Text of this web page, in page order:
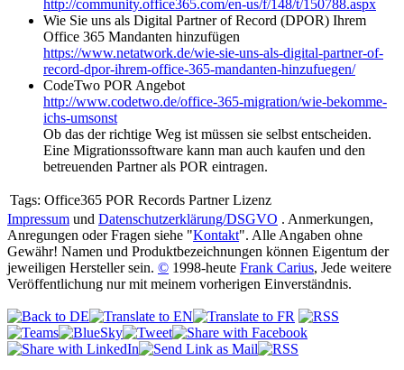
http://community.office365.com/en-us/f/148/t/150788.aspx
Wie Sie uns als Digital Partner of Record (DPOR) Ihrem
Office 365 Mandanten hinzufügen
https://www.netatwork.de/wie-sie-uns-als-digital-partner-of-
record-dpor-ihrem-office-365-mandanten-hinzufuegen/
CodeTwo POR Angebot
http://www.codetwo.de/office-365-migration/wie-bekomme-
ichs-umsonst
Ob das der richtige Weg ist müssen sie selbst entscheiden.
Eine Migrationssoftware kann man auch kaufen und den
betreuenden Partner als POR eintragen.
Tags: Office365 POR Records Partner Lizenz
Impressum und Datenschutzerklärung/DSGVO . Anmerkungen,
Anregungen oder Fragen siehe "Kontakt". Alle Angaben ohne
Gewähr! Namen und Produktbezeichnungen können Eigentum der
jeweiligen Hersteller sein. © 1998-heute Frank Carius, Jede weitere
Veröffentlichung nur mit meinem vorherigen Einverständnis.